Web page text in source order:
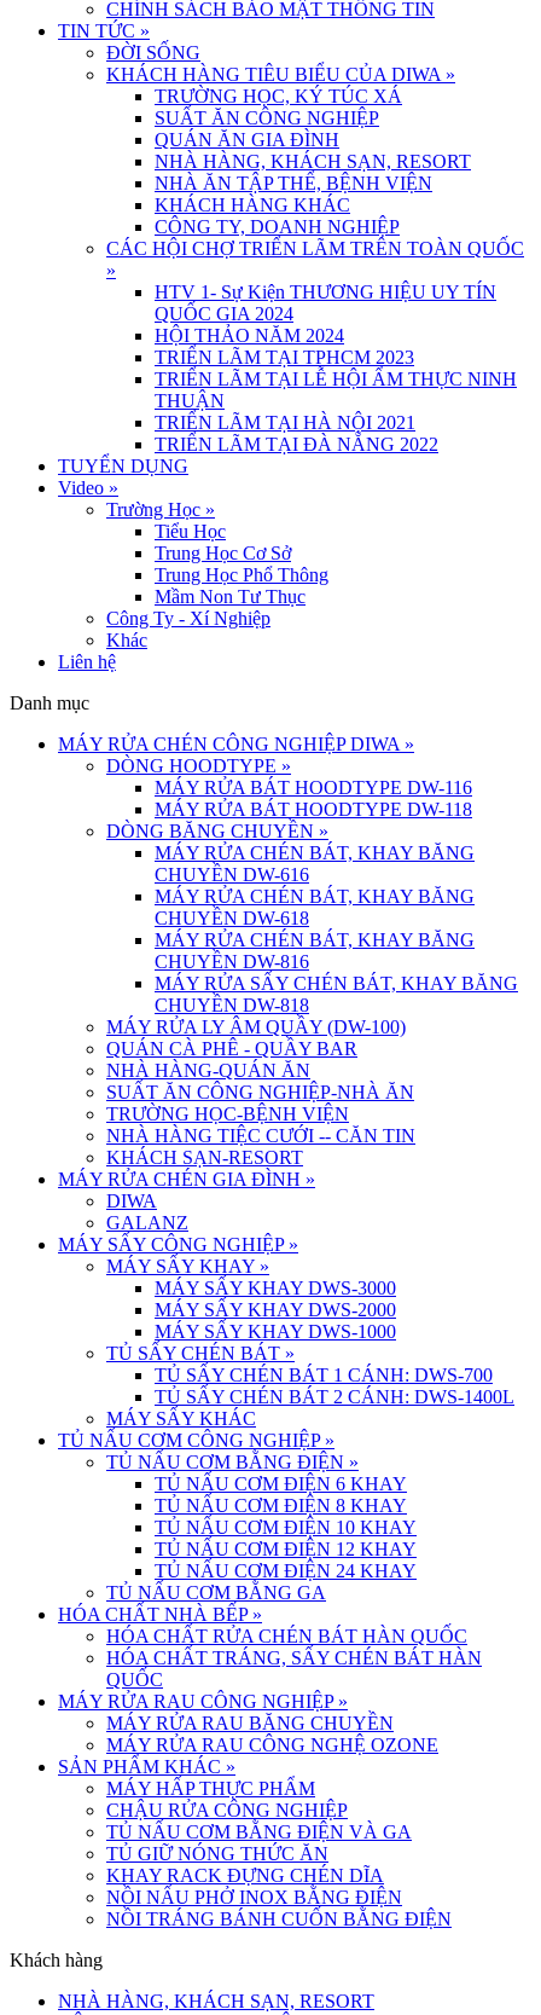
CHÍNH SÁCH BẢO MẬT THÔNG TIN
TIN TỨC »
ĐỜI SỐNG
KHÁCH HÀNG TIÊU BIỂU CỦA DIWA »
TRƯỜNG HỌC, KÝ TÚC XÁ
SUẤT ĂN CÔNG NGHIỆP
QUÁN ĂN GIA ĐÌNH
NHÀ HÀNG, KHÁCH SẠN, RESORT
NHÀ ĂN TẬP THỂ, BỆNH VIỆN
KHÁCH HÀNG KHÁC
CÔNG TY, DOANH NGHIỆP
CÁC HỘI CHỢ TRIỂN LÃM TRÊN TOÀN QUỐC
»
HTV 1- Sự Kiện THƯƠNG HIỆU UY TÍN
QUỐC GIA 2024
HỘI THẢO NĂM 2024
TRIỂN LÃM TẠI TPHCM 2023
TRIỂN LÃM TẠI LỄ HỘI ẨM THỰC NINH
THUẬN
TRIỂN LÃM TẠI HÀ NỘI 2021
TRIỂN LÃM TẠI ĐÀ NẴNG 2022
TUYỂN DỤNG
Video »
Trường Học »
Tiểu Học
Trung Học Cơ Sở
Trung Học Phổ Thông
Mầm Non Tư Thục
Công Ty - Xí Nghiệp
Khác
Liên hệ
Danh mục
MÁY RỬA CHÉN CÔNG NGHIỆP DIWA »
DÒNG HOODTYPE »
MÁY RỬA BÁT HOODTYPE DW-116
MÁY RỬA BÁT HOODTYPE DW-118
DÒNG BĂNG CHUYỀN »
MÁY RỬA CHÉN BÁT, KHAY BĂNG
CHUYỀN DW-616
MÁY RỬA CHÉN BÁT, KHAY BĂNG
CHUYỀN DW-618
MÁY RỬA CHÉN BÁT, KHAY BĂNG
CHUYỀN DW-816
MÁY RỬA SẤY CHÉN BÁT, KHAY BĂNG
CHUYỀN DW-818
MÁY RỬA LY ÂM QUẦY (DW-100)
QUÁN CÀ PHÊ - QUẦY BAR
NHÀ HÀNG-QUÁN ĂN
SUẤT ĂN CÔNG NGHIỆP-NHÀ ĂN
TRƯỜNG HỌC-BỆNH VIỆN
NHÀ HÀNG TIỆC CƯỚI -- CĂN TIN
KHÁCH SẠN-RESORT
MÁY RỬA CHÉN GIA ĐÌNH »
DIWA
GALANZ
MÁY SẤY CÔNG NGHIỆP »
MÁY SẤY KHAY »
MÁY SẤY KHAY DWS-3000
MÁY SẤY KHAY DWS-2000
MÁY SẤY KHAY DWS-1000
TỦ SẤY CHÉN BÁT »
TỦ SẤY CHÉN BÁT 1 CÁNH: DWS-700
TỦ SẤY CHÉN BÁT 2 CÁNH: DWS-1400L
MÁY SẤY KHÁC
TỦ NẤU CƠM CÔNG NGHIỆP »
TỦ NẤU CƠM BẰNG ĐIỆN »
TỦ NẤU CƠM ĐIỆN 6 KHAY
TỦ NẤU CƠM ĐIỆN 8 KHAY
TỦ NẤU CƠM ĐIỆN 10 KHAY
TỦ NẤU CƠM ĐIỆN 12 KHAY
TỦ NẤU CƠM ĐIỆN 24 KHAY
TỦ NẤU CƠM BẰNG GA
HÓA CHẤT NHÀ BẾP »
HÓA CHẤT RỬA CHÉN BÁT HÀN QUỐC
HÓA CHẤT TRÁNG, SẤY CHÉN BÁT HÀN
QUỐC
MÁY RỬA RAU CÔNG NGHIỆP »
MÁY RỬA RAU BĂNG CHUYỀN
MÁY RỬA RAU CÔNG NGHỆ OZONE
SẢN PHẨM KHÁC »
MÁY HẤP THỰC PHẨM
CHẬU RỬA CÔNG NGHIỆP
TỦ NẤU CƠM BẰNG ĐIỆN VÀ GA
TỦ GIỮ NÓNG THỨC ĂN
KHAY RACK ĐỰNG CHÉN DĨA
NỒI NẤU PHỞ INOX BẰNG ĐIỆN
NỒI TRÁNG BÁNH CUỐN BẰNG ĐIỆN
Khách hàng
NHÀ HÀNG, KHÁCH SẠN, RESORT